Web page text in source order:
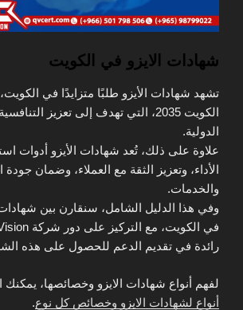
شهادات الايزو في الكويت
تشهد شهادات الأيزو طلبًا متزايدًا في
الكويت 2035، التي تهدف إلى تعزيز
الدولية.
علاوة على ذلك، تُعد شهادات الأيزو أدوات
الأداء، وتعزيز الثقة مع العملاء، وضمان جودة
والخدمات.
وفي هذا الدليل الشامل، سنقارن بين شهادات
رائدة في تقديم الدعم للحصول على هذه
لفهم أنواع شهادات الايزو وخصائصها، يمكنك
أنواع لشهادات الايزو وخصائص كل نوع.